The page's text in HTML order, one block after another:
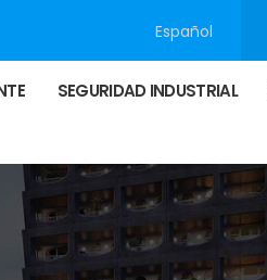
Español
SEGURIDAD INDUSTRIAL